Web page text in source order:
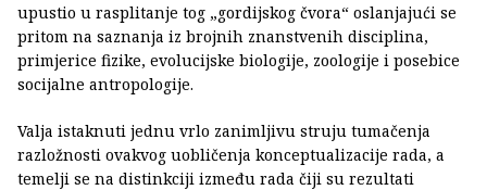
upustio u rasplitanje tog „gordijskog čvora“ oslanjajući se
pritom na saznanja iz brojnih znanstvenih disciplina,
primjerice fizike, evolucijske biologije, zoologije i posebice
socijalne antropologije.
Valja istaknuti jednu vrlo zanimljivu struju tumačenja
razložnosti ovakvog uobličenja konceptualizacije rada, a
temelji se na distinkciji između rada čiji su rezultati